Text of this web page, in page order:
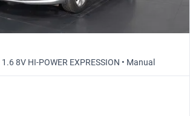
8V HI-POWER EXPRESSION • Manual